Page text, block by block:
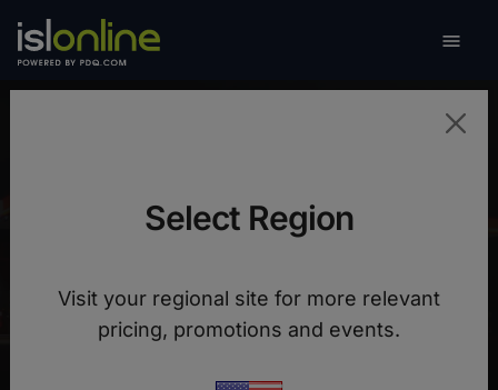

Verbesserung der Teamleistung um 30% nach
schnelleren Problemlösung und verbesserten
Kostenkontrolle.
Select Region
Visit your regional site for more relevant
pricing, promotions and events.